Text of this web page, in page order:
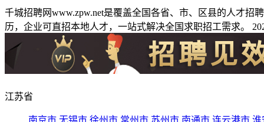
千城招聘网www.zpw.net是覆盖全国各省、市、区县的人才
历，企业可直招本地人才，一站式解决全国求职招工需求。
江苏省
南京市 无锡市 徐州市 常州市 苏州市 南通市 连云港市 淮